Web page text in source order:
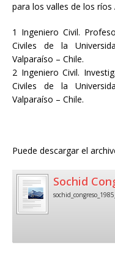
para los valles de los
1 Ingeniero Civil.
Civiles de la
Valparaíso – Chile.
2 Ingeniero Civil.
Civiles de la
Valparaíso – Chile.
Puede descargar el
Sochid